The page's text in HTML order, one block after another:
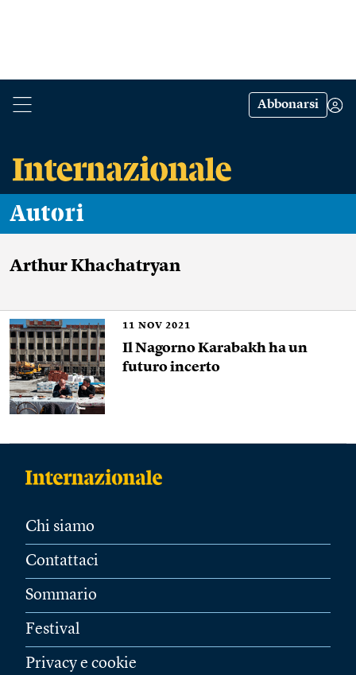
Abbonarsi
Autori
Arthur Khachatryan
11 NOV 2021
Il Nagorno Karabakh ha un
futuro incerto
Chi siamo
Contattaci
Sommario
Festival
Privacy e cookie